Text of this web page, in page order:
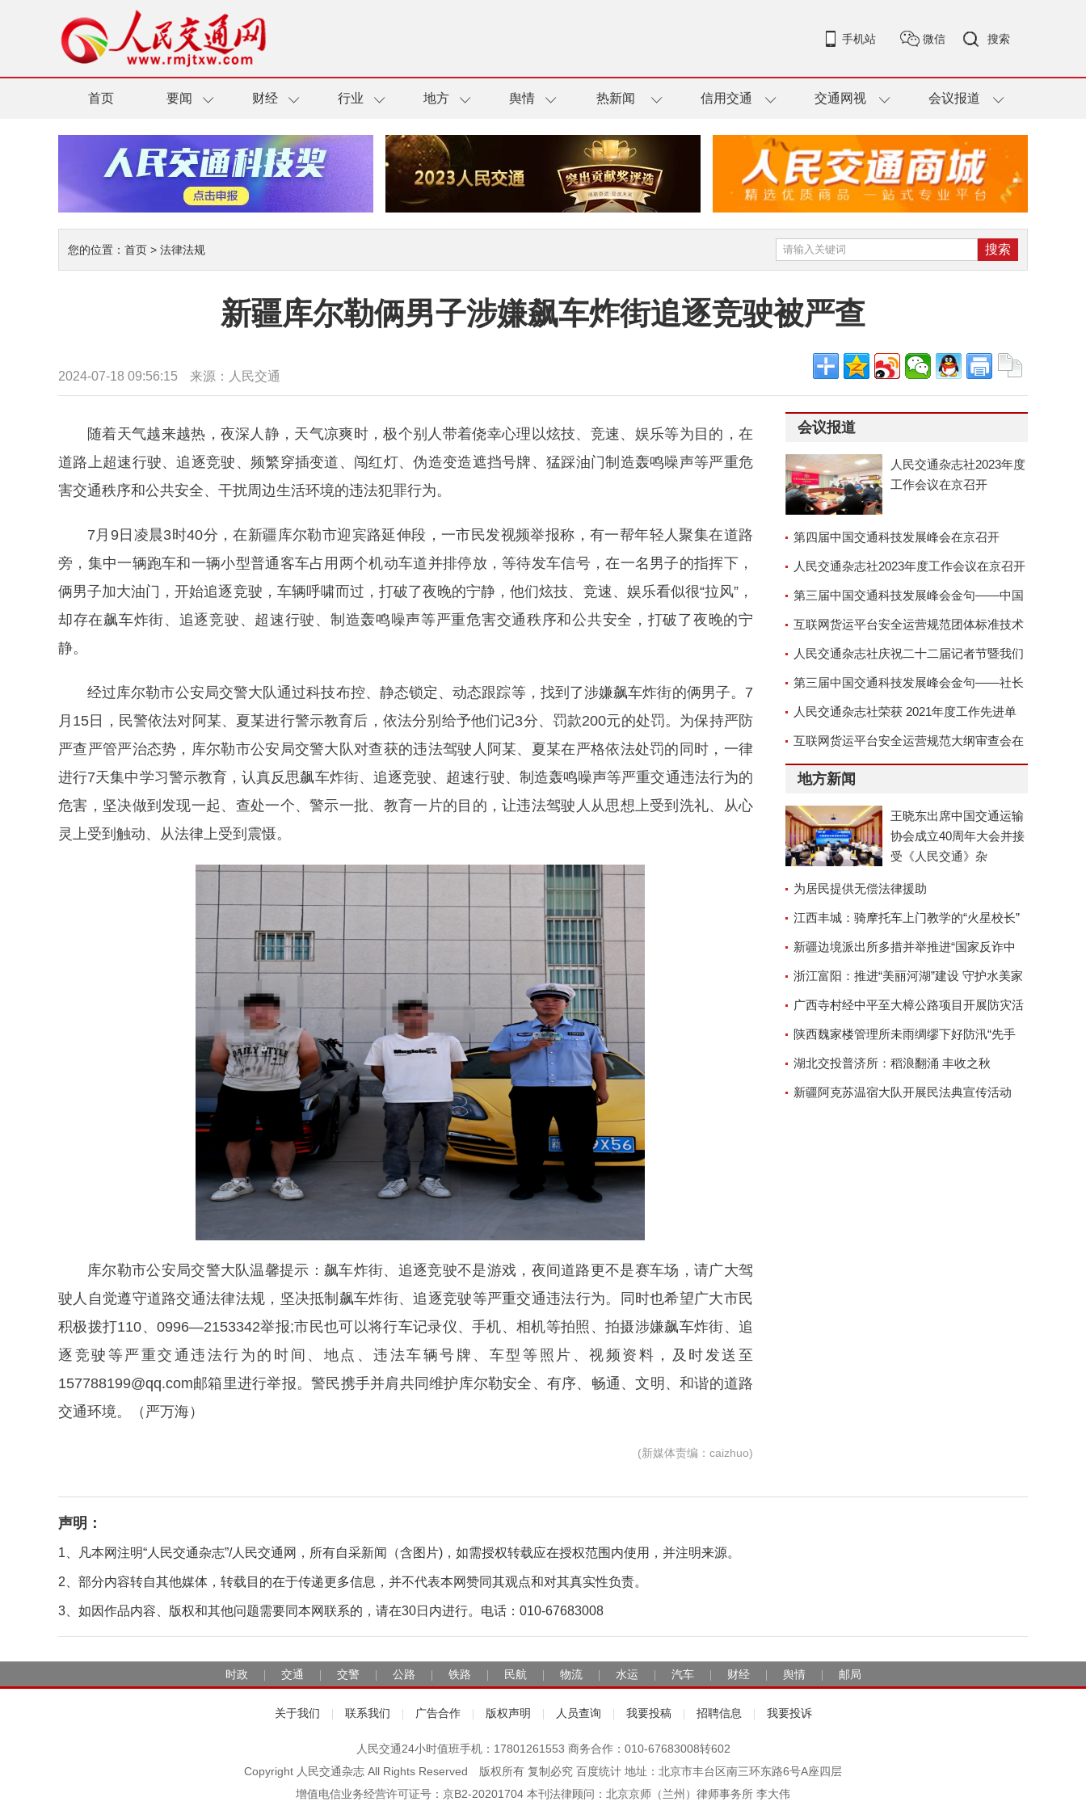
手机站 微信 搜索
首页 要闻 财经 行业 地方 舆情 热新闻 信用交通 交通网视 会议报道
您的位置： 首页 > 法律法规
新疆库尔勒俩男子涉嫌飙车炸街追逐竞驶被严查
2024-07-18 09:56:15 来源： 人民交通
随着天气越来越热，夜深人静，天气凉爽时，极个别人带着侥幸心理以炫技、竞速、娱乐等为目的，在
道路上超速行驶、追逐竞驶、频繁穿插变道、闯红灯、伪造变造遮挡号牌、猛踩油门制造轰鸣噪声等严重危
害交通秩序和公共安全、干扰周边生活环境的违法犯罪行为。
7月9日凌晨3时40分，在新疆库尔勒市迎宾路延伸段，一市民发视频举报称，有一帮年轻人聚集在道路
旁，集中一辆跑车和一辆小型普通客车占用两个机动车道并排停放，等待发车信号，在一名男子的指挥下，
俩男子加大油门，开始追逐竞驶，车辆呼啸而过，打破了夜晚的宁静，他们炫技、竞速、娱乐看似很“拉风”，
却存在飙车炸街、追逐竞驶、超速行驶、制造轰鸣噪声等严重危害交通秩序和公共安全，打破了夜晚的宁
静。
经过库尔勒市公安局交警大队通过科技布控、静态锁定、动态跟踪等，找到了涉嫌飙车炸街的俩男子。7
月15日，民警依法对阿某、夏某进行警示教育后，依法分别给予他们记3分、罚款200元的处罚。为保持严防
严查严管严治态势，库尔勒市公安局交警大队对查获的违法驾驶人阿某、夏某在严格依法处罚的同时，一律
进行7天集中学习警示教育，认真反思飙车炸街、追逐竞驶、超速行驶、制造轰鸣噪声等严重交通违法行为的
危害，坚决做到发现一起、查处一个、警示一批、教育一片的目的，让违法驾驶人从思想上受到洗礼、从心
灵上受到触动、从法律上受到震慑。
库尔勒市公安局交警大队温馨提示：飙车炸街、追逐竞驶不是游戏，夜间道路更不是赛车场，请广大驾
驶人自觉遵守道路交通法律法规，坚决抵制飙车炸街、追逐竞驶等严重交通违法行为。同时也希望广大市民
积极拨打110、0996—2153342举报;市民也可以将行车记录仪、手机、相机等拍照、拍摄涉嫌飙车炸街、追
逐竞驶等严重交通违法行为的时间、地点、违法车辆号牌、车型等照片、视频资料，及时发送至
157788199@qq.com邮箱里进行举报。警民携手并肩共同维护库尔勒安全、有序、畅通、文明、和谐的道路
交通环境。（严万海）
(新媒体责编：caizhuo)
会议报道
人民交通杂志社2023年度
工作会议在京召开
第四届中国交通科技发展峰会在京召开
人民交通杂志社2023年度工作会议在京召开
第三届中国交通科技发展峰会金句——中国
交通运输协会副会长兼秘
互联网货运平台安全运营规范团体标准技术
审查会顺利召开
人民交通杂志社庆祝二十二届记者节暨我们
的故事演讲座谈会
第三届中国交通科技发展峰会金句——社长
郑德岭
人民交通杂志社荣获 2021年度工作先进单
位称号
互联网货运平台安全运营规范大纲审查会在
京召开
地方新闻
王晓东出席中国交通运输
协会成立40周年大会并接
受《人民交通》杂
为居民提供无偿法律援助
江西丰城：骑摩托车上门教学的“火星校长”
新疆边境派出所多措并举推进“国家反诈中
心”APP安装工作
浙江富阳：推进“美丽河湖”建设 守护水美家
园广西寺村经中平至大樟公路项目开展防灾活
动陕西魏家楼管理所未雨绸缪下好防汛“先手
棋”湖北交投普济所：稻浪翻涌 丰收之秋
新疆阿克苏温宿大队开展民法典宣传活动
声明：
1、凡本网注明“人民交通杂志”/人民交通网，所有自采新闻（含图片)，如需授权转载应在授权范围内使用，并注明来源。
2、部分内容转自其他媒体，转载目的在于传递更多信息，并不代表本网赞同其观点和对其真实性负责。
3、如因作品内容、版权和其他问题需要同本网联系的，请在30日内进行。电话：010-67683008
时政 交通 交警 公路 铁路 民航 物流 水运 汽车 财经 舆情 邮局
关于我们 联系我们 广告合作 版权声明 人员查询 我要投稿 招聘信息 我要投诉
人民交通24小时值班手机：17801261553 商务合作：010-67683008转602
Copyright 人民交通杂志 All Rights Reserved 版权所有 复制必究 百度统计 地址：北京市丰台区南三环东路6号A座四层
增值电信业务经营许可证号：京B2-20201704 本刊法律顾问：北京京师（兰州）律师事务所 李大伟